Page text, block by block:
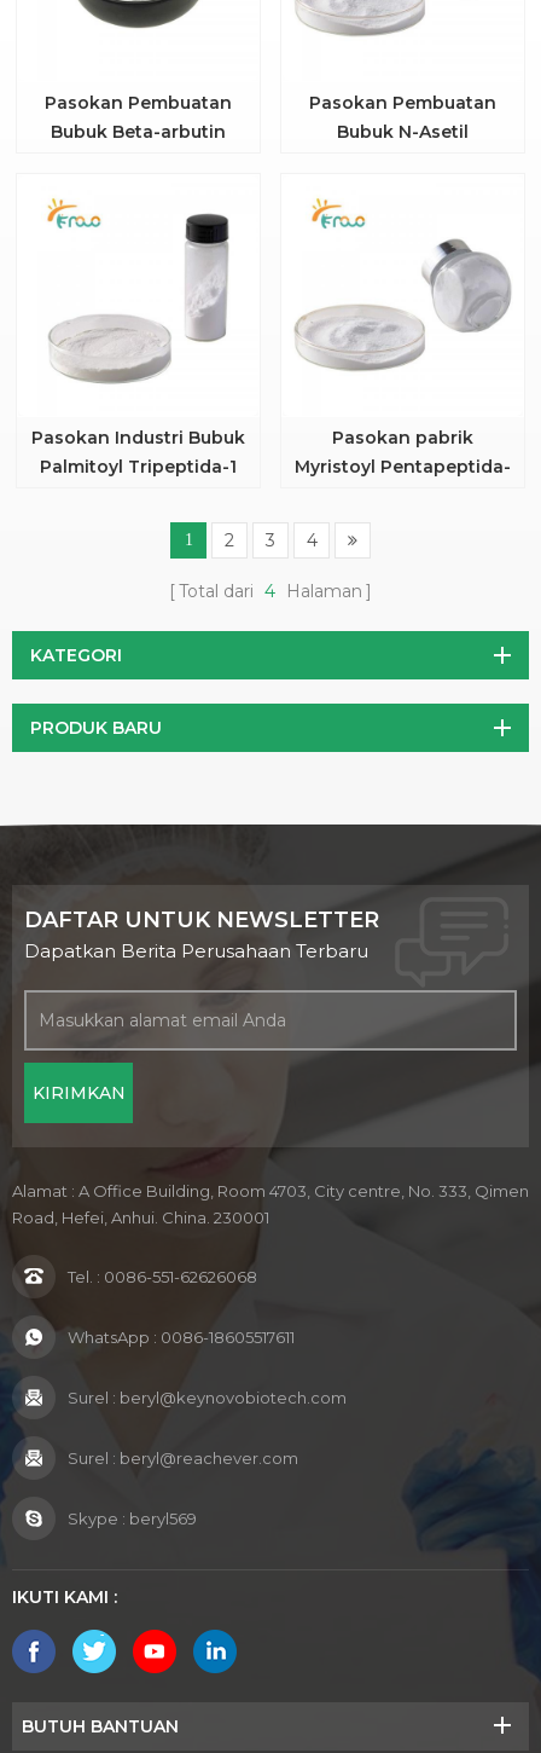
Pasokan Pembuatan
Bubuk Beta-arbutin
Pasokan Pembuatan
Bubuk N-Asetil
Pasokan Industri Bubuk
Palmitoyl Tripeptida-1
Pasokan pabrik
Myristoyl Pentapeptida-
Kosmetik
1 2 3 4
Total dari 4 Halaman
KATEGORI
PRODUK BARU
DAFTAR UNTUK NEWSLETTER
Dapatkan Berita Perusahaan Terbaru
Alamat : A Office Building, Room 4703, City centre, No. 333, Qimen
Road, Hefei, Anhui. China. 230001
Tel. : 0086-551-62626068
WhatsApp : 0086-18605517611
Surel : beryl@keynovobiotech.com
Surel : beryl@reachever.com
Skype : beryl569
IKUTI KAMI :
BUTUH BANTUAN